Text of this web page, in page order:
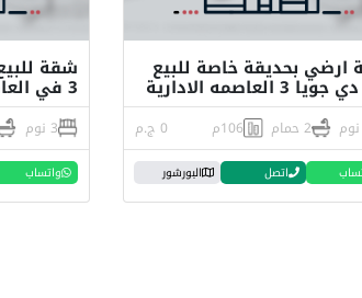
ارضي بحديقة خاصة للبيع
3 العاصمه الادارية
2 حمام 106م 0 ج.م
اتصل البورشور
3 في العاصمه الاداريه
3 نوم
واتساب